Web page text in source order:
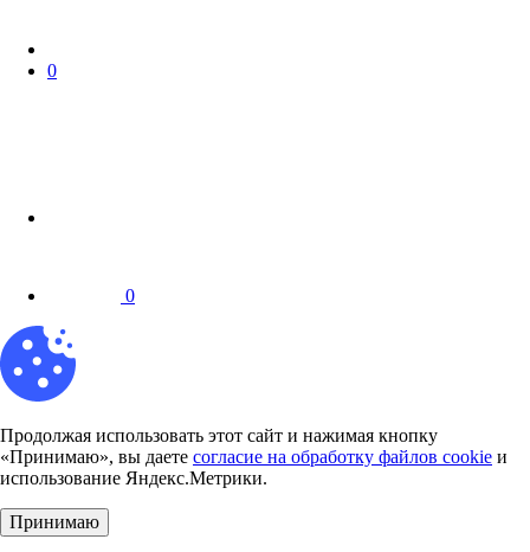
0
0
Продолжая использовать этот сайт и нажимая кнопку
«Принимаю», вы даете согласие на обработку файлов cookie и
использование Яндекс.Метрики.
Принимаю